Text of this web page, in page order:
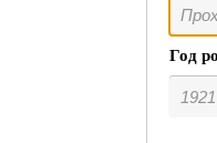
Год